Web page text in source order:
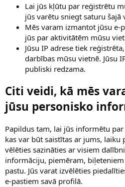
Lai jūs kļūtu par reģistrētu
jūs varētu sniegt saturu šajā
Mēs varam izmantot jūsu e-
jūs par aktivitātēm mūsu
Jūsu IP adrese tiek
darbības mūsu vietnē. Jūsu
publiski redzama.
Citi veidi, kā mēs
jūsu personisko
Papildus tam, lai jūs informētu
kas var būt saistītas ar jums, laiku
vēlēties sazināties ar visiem
informāciju, piemēram,
pastu. Jūs varat izvēlēties
e-pastiem savā profilā.